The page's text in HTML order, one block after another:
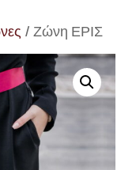
/ Ζώνη ΕΡΙΣ